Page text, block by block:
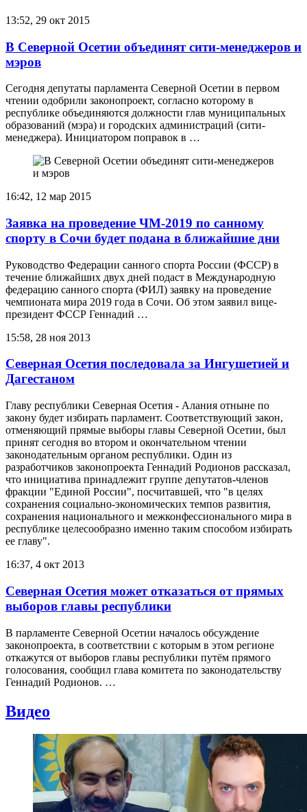
13:52, 29 окт 2015
В Северной Осетии объединят сити-менеджеров и
мэров
Сегодня депутаты парламента Северной Осетии в первом
чтении одобрили законопроект, согласно которому в
республике объединяются должности глав муниципальных
образований (мэра) и городских администраций (сити-
менеджера). Инициатором поправок в …
16:42, 12 мар 2015
Заявка на проведение ЧМ-2019 по санному
спорту в Сочи будет подана в ближайшие дни
Руководство Федерации санного спорта России (ФССР) в
течение ближайших двух дней подаст в Международную
федерацию санного спорта (ФИЛ) заявку на проведение
чемпионата мира 2019 года в Сочи. Об этом заявил вице-
президент ФССР Геннадий …
15:58, 28 ноя 2013
Северная Осетия последовала за Ингушетией и
Дагестаном
Главу республики Северная Осетия - Алания отныне по
закону будет избирать парламент. Соответствующий закон,
отменяющий прямые выборы главы Северной Осетии, был
принят сегодня во втором и окончательном чтении
законодательным органом республики. Один из
разработчиков законопроекта Геннадий Родионов рассказал,
что инициатива принадлежит группе депутатов-членов
фракции "Единой России", посчитавшей, что "в целях
сохранения социально-экономических темпов развития,
сохранения национального и межконфессионального мира в
республике целесообразно именно таким способом избирать
ее главу".
16:37, 4 окт 2013
Северная Осетия может отказаться от прямых
выборов главы республики
В парламенте Северной Осетии началось обсуждение
законопроекта, в соответствии с которым в этом регионе
откажутся от выборов главы республики путём прямого
голосования, сообщил глава комитета по законодательству
Геннадий Родионов. …
Видео